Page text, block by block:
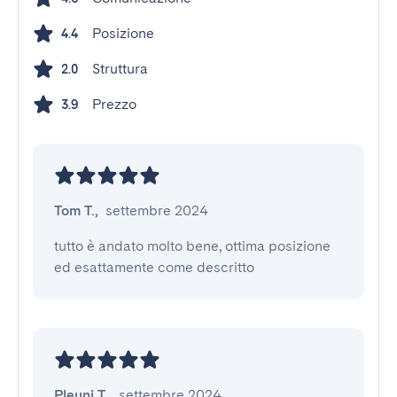
4.4 Posizione
2.0 Struttura
3.9 Prezzo
Tom T., settembre 2024
tutto è andato molto bene, ottima posizione
ed esattamente come descritto